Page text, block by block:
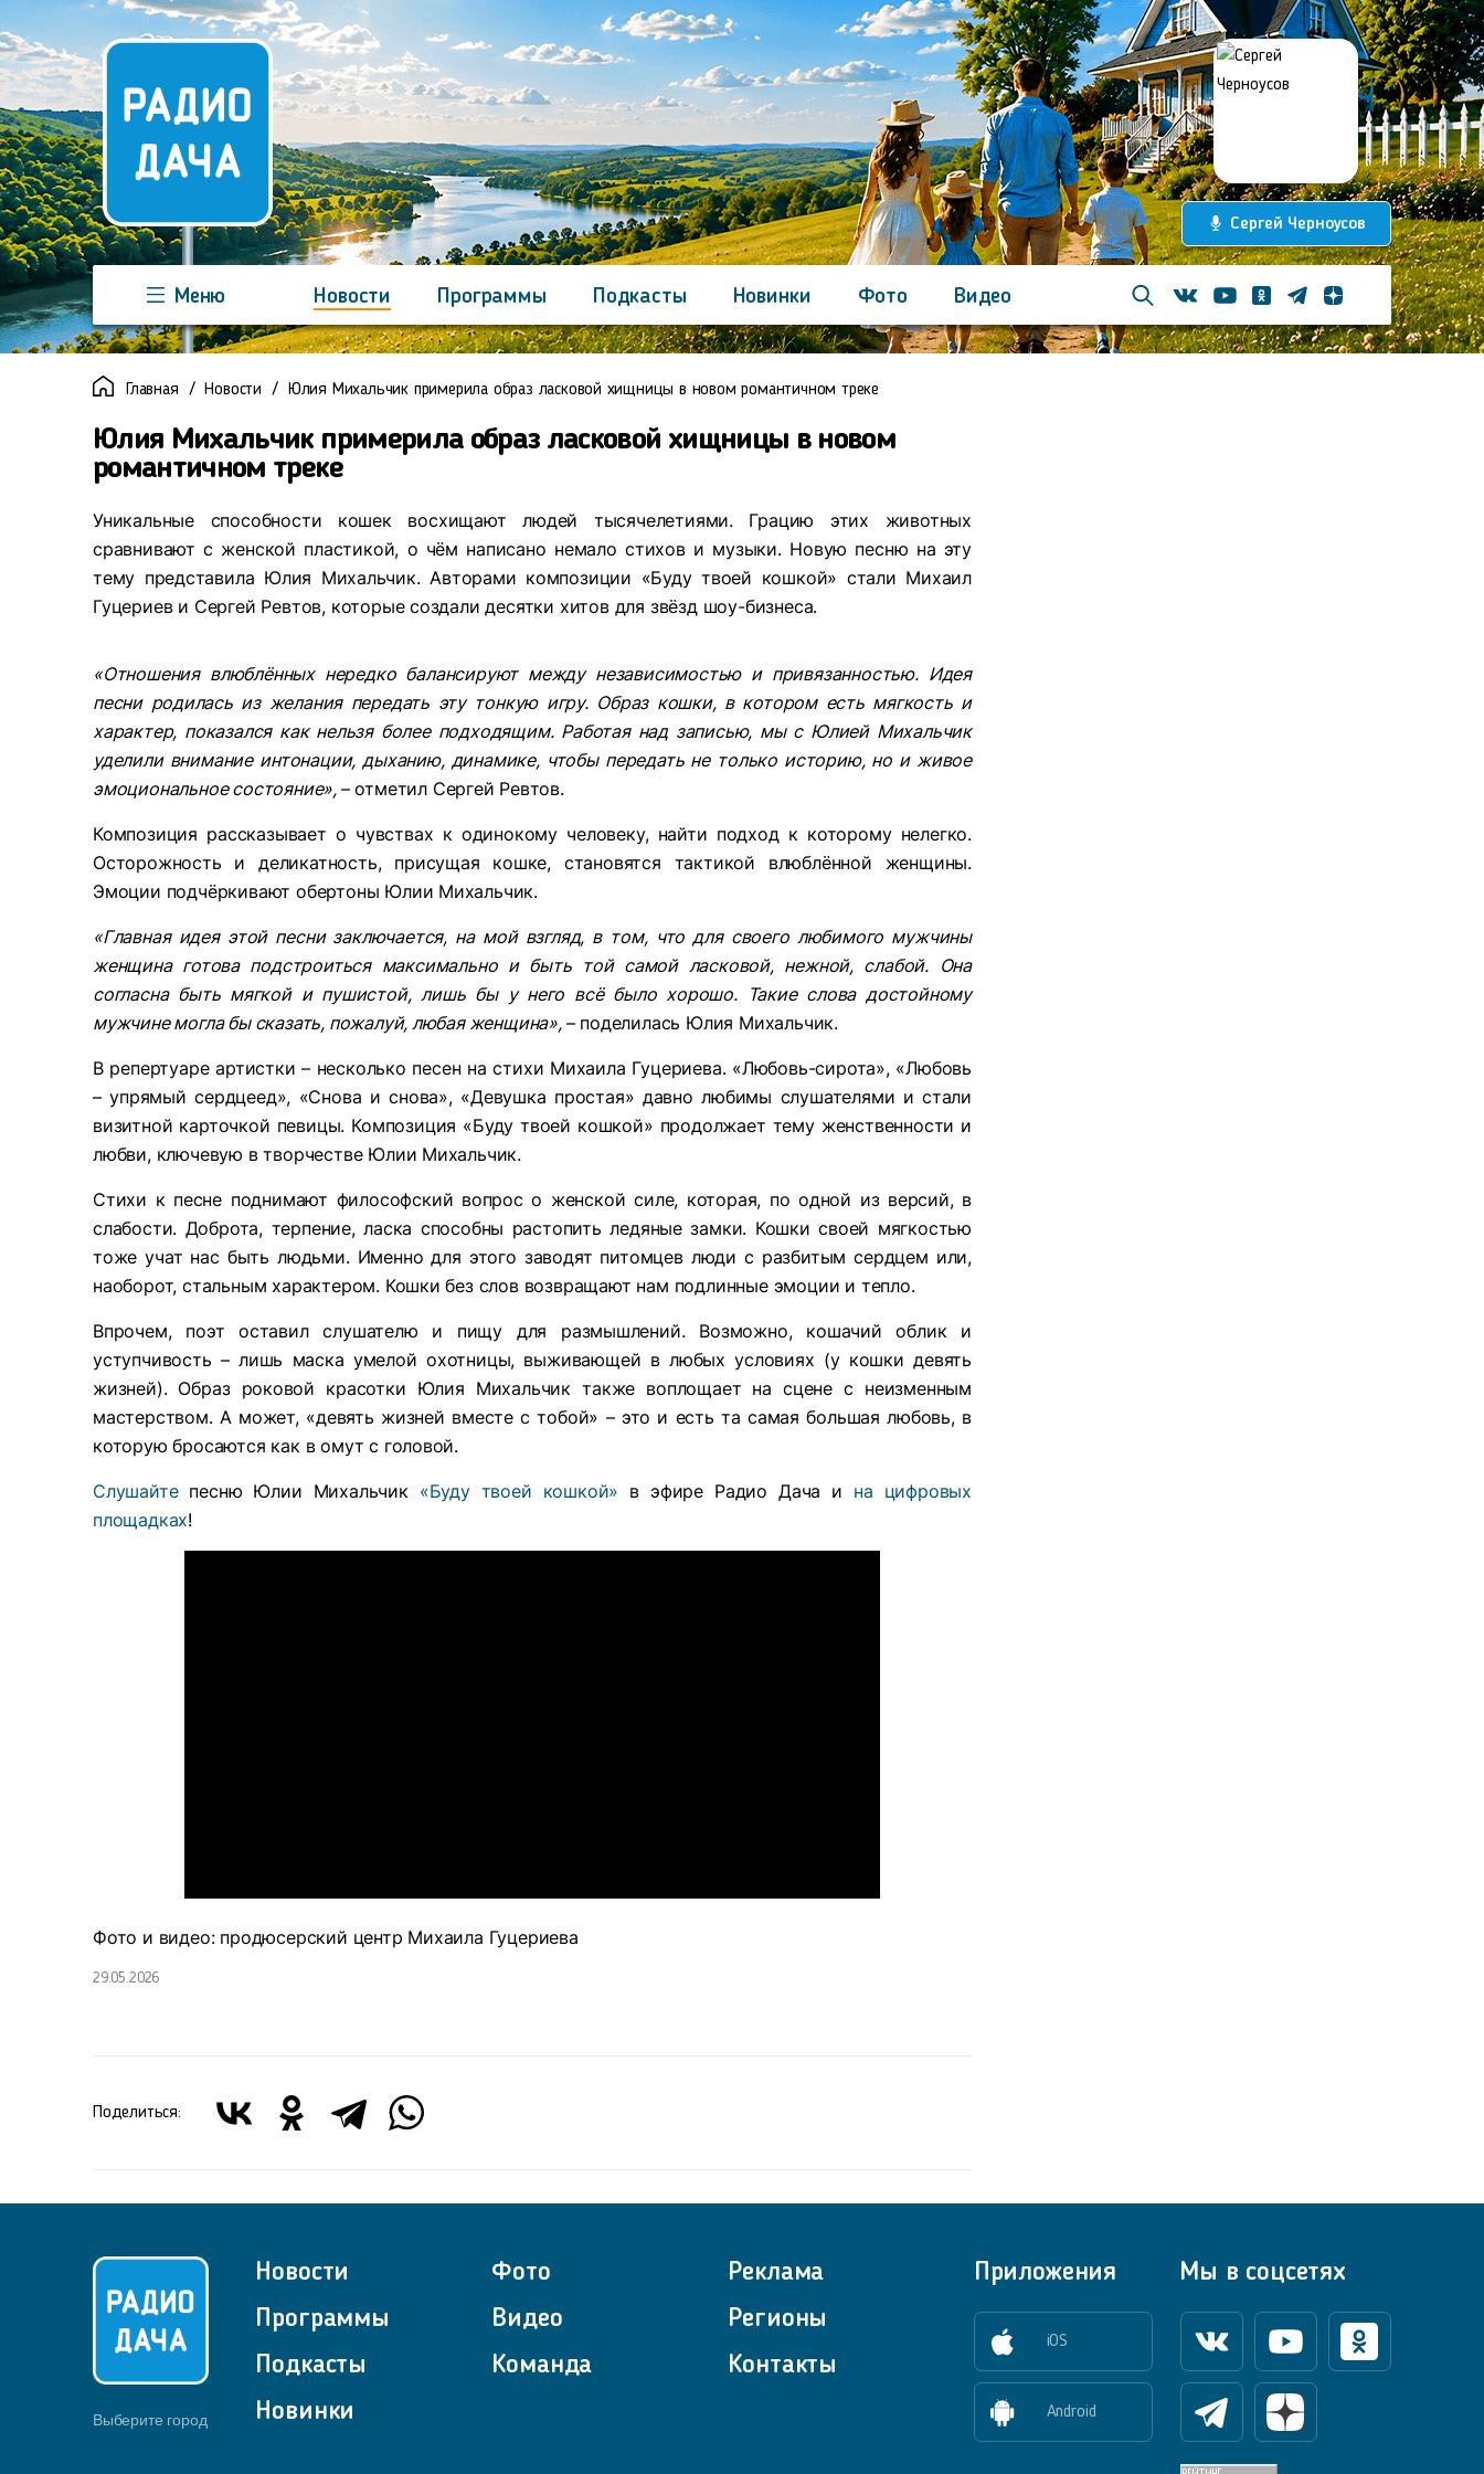
Сергей Черноусов
Меню Новости Программы Подкасты Новинки Фото
Видео
Команда
Регионы Реклама Контакты
ВконтактеYoutubeОдноклассники
ТелеграмЯндекс дзен
Главная Новости Юлия Михальчик примерила образ ласковой хищницы в новом романтичном треке
Юлия Михальчик примерила образ ласковой хищницы в новом
романтичном треке
Уникальные способности кошек восхищают людей тысячелетиями. Грацию этих животных
сравнивают с женской пластикой, о чём написано немало стихов и музыки. Новую песню на эту
тему представила Юлия Михальчик. Авторами композиции «Буду твоей кошкой» стали Михаил
Гуцериев и Сергей Ревтов, которые создали десятки хитов для звёзд шоу-бизнеса.
«Отношения влюблённых нередко балансируют между независимостью и привязанностью. Идея
песни родилась из желания передать эту тонкую игру. Образ кошки, в котором есть мягкость и
характер, показался как нельзя более подходящим. Работая над записью, мы с Юлией Михальчик
уделили внимание интонации, дыханию, динамике, чтобы передать не только историю, но и живое
эмоциональное состояние», – отметил Сергей Ревтов.
Композиция рассказывает о чувствах к одинокому человеку, найти подход к которому нелегко.
Осторожность и деликатность, присущая кошке, становятся тактикой влюблённой женщины.
Эмоции подчёркивают обертоны Юлии Михальчик.
«Главная идея этой песни заключается, на мой взгляд, в том, что для своего любимого мужчины
женщина готова подстроиться максимально и быть той самой ласковой, нежной, слабой. Она
согласна быть мягкой и пушистой, лишь бы у него всё было хорошо. Такие слова достойному
мужчине могла бы сказать, пожалуй, любая женщина», – поделилась Юлия Михальчик.
В репертуаре артистки – несколько песен на стихи Михаила Гуцериева. «Любовь-сирота», «Любовь
– упрямый сердцеед», «Снова и снова», «Девушка простая» давно любимы слушателями и стали
визитной карточкой певицы. Композиция «Буду твоей кошкой» продолжает тему женственности и
любви, ключевую в творчестве Юлии Михальчик.
Стихи к песне поднимают философский вопрос о женской силе, которая, по одной из версий, в
слабости. Доброта, терпение, ласка способны растопить ледяные замки. Кошки своей мягкостью
тоже учат нас быть людьми. Именно для этого заводят питомцев люди с разбитым сердцем или,
наоборот, стальным характером. Кошки без слов возвращают нам подлинные эмоции и тепло.
Впрочем, поэт оставил слушателю и пищу для размышлений. Возможно, кошачий облик и
уступчивость – лишь маска умелой охотницы, выживающей в любых условиях (у кошки девять
жизней). Образ роковой красотки Юлия Михальчик также воплощает на сцене с неизменным
мастерством. А может, «девять жизней вместе с тобой» – это и есть та самая большая любовь, в
которую бросаются как в омут с головой.
Слушайтепесню Юлии Михальчик «Буду твоей кошкой» в эфире Радио Дача и на цифровых
площадках!
Фото и видео: продюсерский центр Михаила Гуцериева
29.05.2026
Поделиться:
Выберите город
Новости
Программы
Подкасты
Новинки
Фото
Видео
Команда
Реклама
Регионы
Контакты
Приложения
iOS
Android
Мы в соцсетях
ВконтактеYoutube Одноклассники
Телеграм Яндекс Дзен